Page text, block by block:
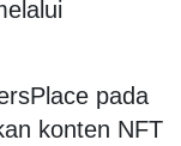
pada
konten NFT